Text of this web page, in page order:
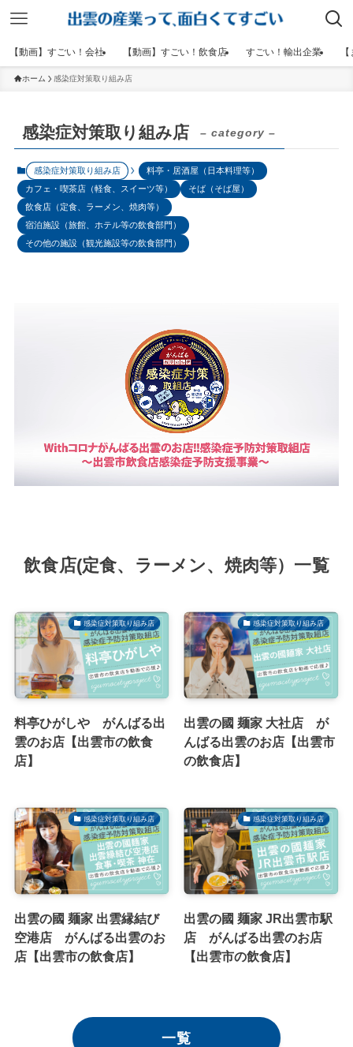
【動画】すごい！会社 【動画】すごい！飲食店 すごい！輸出企業
ホーム 感染症対策取り組み店
感染症対策取り組み店 – category –
感染症対策取り組み店
料亭・居酒屋（日本料理等）
カフェ・喫茶店（軽食、スイーツ等）
そば（そば屋）
飲食店（定食、ラーメン、焼肉等）
宿泊施設（旅館、ホテル等の飲食部門）
その他の施設（観光施設等の飲食部門）
飲食店(定食、ラーメン、焼肉等）一覧
感染症対策取り組み店
料亭ひがしや がんばる出
雲のお店【出雲市の飲食
店】
感染症対策取り組み店
出雲の國 麺家 大社店 が
んばる出雲のお店【出雲市
の飲食店】
感染症対策取り組み店
出雲の國 麺家 出雲縁結び
空港店 がんばる出雲のお
店【出雲市の飲食店】
感染症対策取り組み店
出雲の國 麺家 JR出雲市駅
店 がんばる出雲のお店
【出雲市の飲食店】
一覧